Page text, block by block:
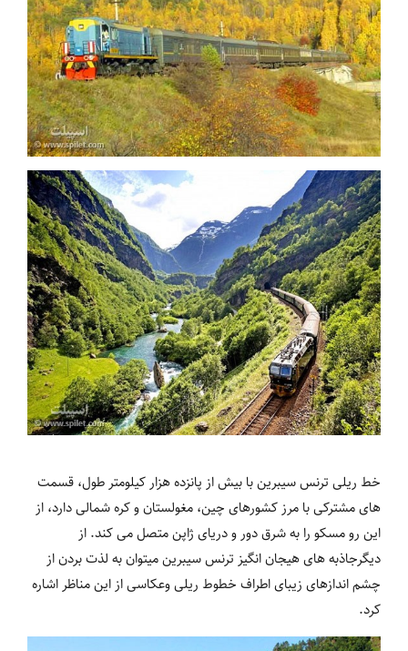
خط ریلی ترنس سیبرین با بیش از پانزده هزار کیلومتر طول، قسمت
های مشترکی با مرز کشورهای چین، مغولستان و کره شمالی دارد، از
این رو مسکو را به شرق دور و دریای ژاپن متصل می کند. از
دیگرجاذبه های هیجان انگیز ترنس سیبرین میتوان به لذت بردن از
چشم اندازهای زیبای اطراف خطوط ریلی وعکاسی از این مناظر اشاره
کرد.